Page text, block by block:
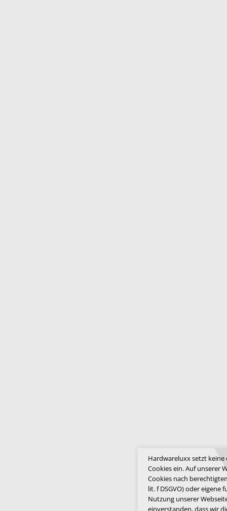
Hardwareluxx setzt
Cookies ein. Auf unserer
Cookies nach
lit. f DSGVO) oder eigene
Nutzung unserer
einverstanden, dass wir